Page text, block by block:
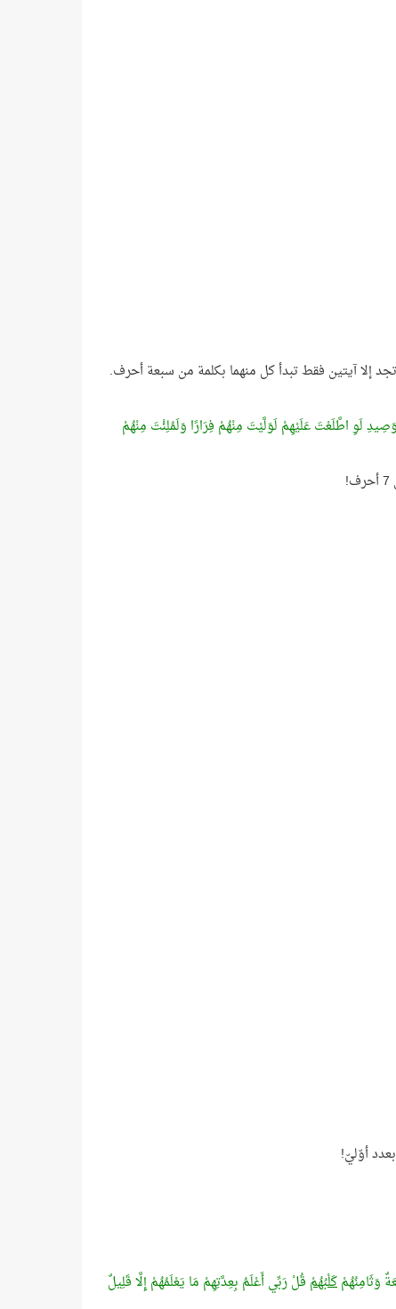
لأنك إذا تتبَّعت آيات سورة الكهف من بدايتها حتى الآية رقم 70 فلن تجد إلا آيتين فقط تبدأ كل منهما بكلمة من سبعة أحرف.
لَوِ اطَّلَعْتَ عَلَيْهِمْ لَوَلَّيْتَ مِنْهُمْ فِرَارًا وَلَمُلِئْتَ مِنْهُمْ
أوّليّ!
وَثَامِنُهُمْكَلْبُهُمْ قُلْ رَبِّي أَعْلَمُ بِعِدَّتِهِمْ مَا يَعْلَمُهُمْ إِلَّا قَلِيلٌ